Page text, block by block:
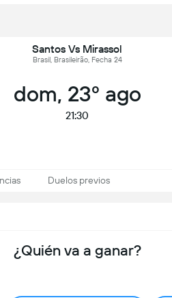
Santos Vs Mirassol
Brasil, Brasileirão, Fecha 24
dom, 23º ago
21:30
Duelos previos
¿Quién va a ganar?